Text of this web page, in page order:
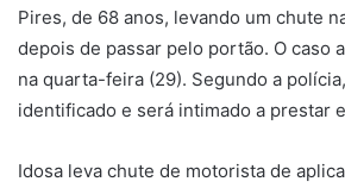
Pires, de 68 anos, levando um chute
depois de passar pelo portão. O caso
na quarta-feira (29). Segundo a
identificado e será intimado a prestar
Idosa leva chute de motorista de